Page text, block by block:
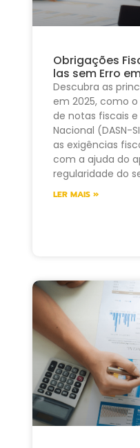
Obrigações
las sem Erro
Descubra as
em 2025, como
de notas fiscais
Nacional (DASN-
as exigências
com a ajuda do
regularidade do
LER MAIS »